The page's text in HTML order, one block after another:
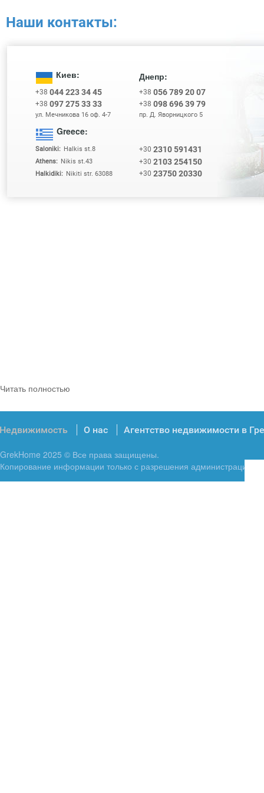
Наши контакты:
Киев: Днепр:
+38 044 223 34 45 +38 056 789 20 07
+38 097 275 33 33 +38 098 696 39 79
ул. Мечникова 16 оф. 4-7 пр. Д. Яворницкого 5
Greece:
Saloniki: Halkis st.8 +30 2310 591431
Athens: Nikis st.43 +30 2103 254150
Halkidiki: Nikiti str. 63088 +30 23750 20330
Читать полностью
Недвижимость О нас Агентство недвижимости в
GrekHome 2025 © Все права защищены.
Копирование информации только с разрешения администрации.